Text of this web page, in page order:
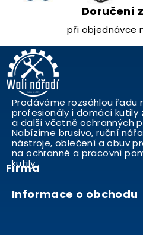
Doručení
při objednávce
Prodáváme rozsáhlou řadu
profesionály i domácí kutily
a další včetně ochranných
Nabízíme brusivo, ruční
nástroje, oblečení a obuv
na ochranné a pracovní
kutily..
Firma
Informace o obchodu